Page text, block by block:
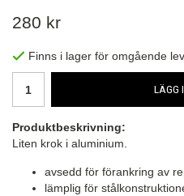
280 kr
Finns i lager för omgående
LÄGG
Produktbeskrivning:
Liten krok i aluminium.
avsedd för förankring av
lämplig för